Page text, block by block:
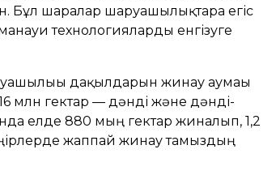
Бұл шаралар шаруашылықтарға егіс
технологияларды енгізуге
дақылдарын жинау аумағы
млн гектар — дәнді және дәнді-
елде 880 мың гектар жиналып, 1,2
жаппай жинау тамыздың